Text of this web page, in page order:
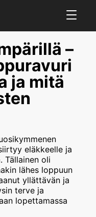
–
ja mitä
eläkkeelle ja
Tällainen oli
lähes loppuun
yllättävän ja
terve ja
lopettamassa